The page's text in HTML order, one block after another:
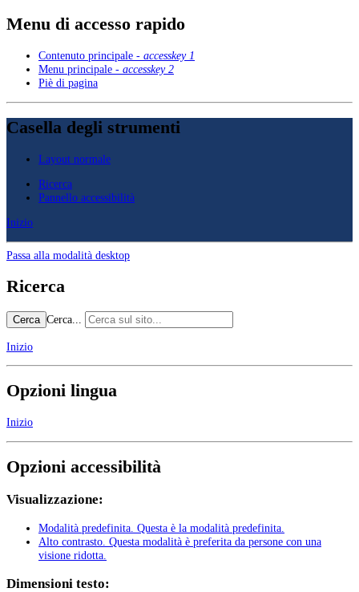
Menu di accesso rapido
Contenuto principale - accesskey 1
Menu principale - accesskey 2
Piè di pagina
Casella degli strumenti
Layout normale
Ricerca
Pannello accessibilità
Inizio
Passa alla modalità desktop
Ricerca
Cerca Cerca...
Inizio
Opzioni lingua
Inizio
Opzioni accessibilità
Visualizzazione:
Modalità predefinita . Questa è la modalità predefinita.
Alto contrasto . Questa modalità è preferita da persone con una
visione ridotta.
Dimensioni testo: